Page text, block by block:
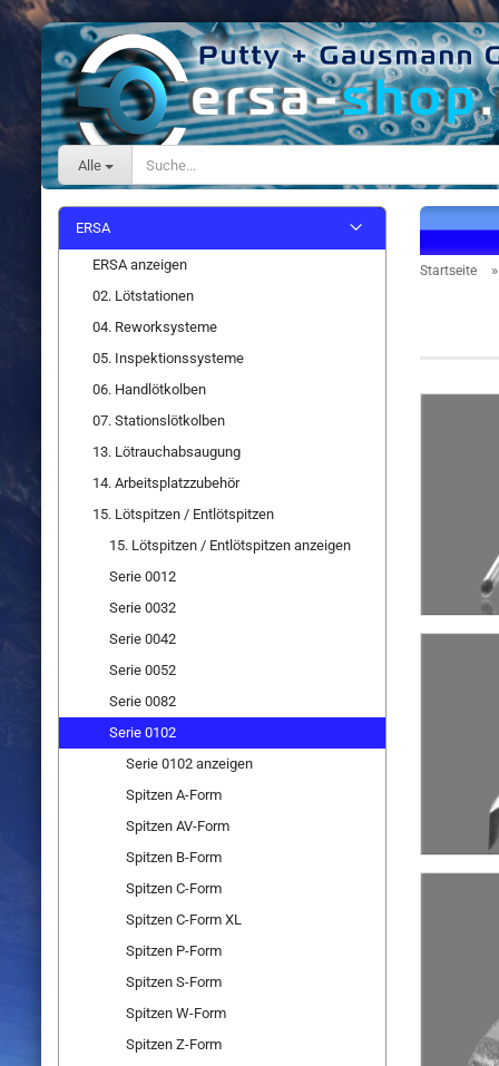
Alle
Startseite »
ERSA
ERSA anzeigen
02. Lötstationen
04. Reworksysteme
05. Inspektionssysteme
06. Handlötkolben
07. Stationslötkolben
13. Lötrauchabsaugung
14. Arbeitsplatzzubehör
15. Lötspitzen / Entlötspitzen
15. Lötspitzen / Entlötspitzen anzeigen
Serie 0012
Serie 0032
Serie 0042
Serie 0052
Serie 0082
Serie 0102
Serie 0102 anzeigen
Spitzen A-Form
Spitzen AV-Form
Spitzen B-Form
Spitzen C-Form
Spitzen C-Form XL
Spitzen P-Form
Spitzen S-Form
Spitzen W-Form
Spitzen Z-Form